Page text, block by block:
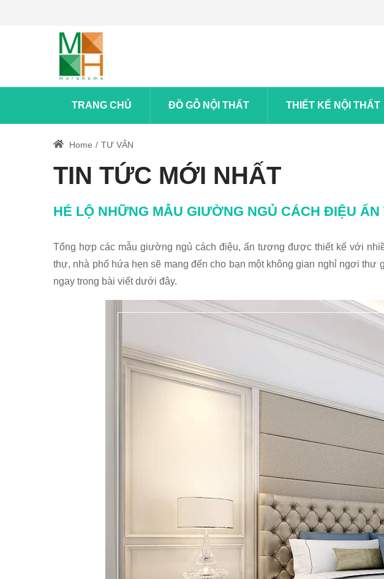
TRANG CHỦ ĐỒ GỖ NỘI THẤT THIẾT KẾ NỘI THẤT
Home TƯ VẤN
TIN TỨC MỚI NHẤT
HÉ LỘ NHỮNG MẪU GIƯỜNG NGỦ CÁCH ĐIỆU
Tổng hợp các mẫu giường ngủ cách điệu, ấn tượng được thiết kế với
thự, nhà phố hứa hẹn sẽ mang đến cho bạn một không gian nghỉ ngơi
ngay trong bài viết dưới đây.